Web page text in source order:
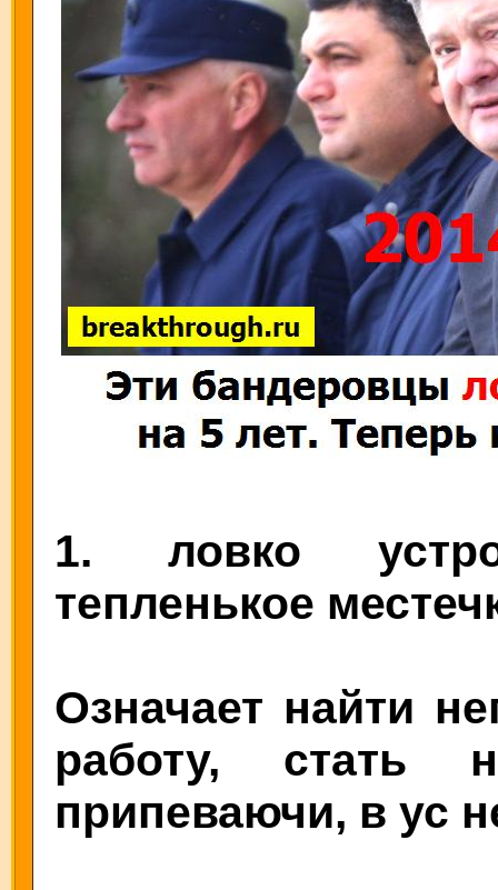
1. ловко
тепленькое
Означает найти
работу, стать
припеваючи, в ус